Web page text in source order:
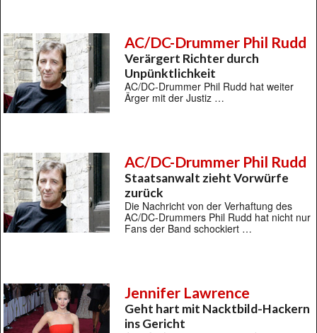
AC/DC-Drummer Phil Rudd
Verärgert Richter durch
Unpünktlichkeit
AC/DC-Drummer Phil Rudd hat weiter
Ärger mit der Justiz …
AC/DC-Drummer Phil Rudd
Staatsanwalt zieht Vorwürfe
zurück
Die Nachricht von der Verhaftung des
AC/DC-Drummers Phil Rudd hat nicht nur
Fans der Band schockiert …
Jennifer Lawrence
Geht hart mit Nacktbild-Hackern
ins Gericht